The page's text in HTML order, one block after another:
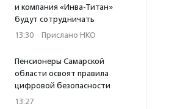
и компания «Инва-Титан»
будут сотрудничать
13:30 · Прислано НКО
Пенсионеры Самарской
области освоят правила
цифровой безопасности
13:27